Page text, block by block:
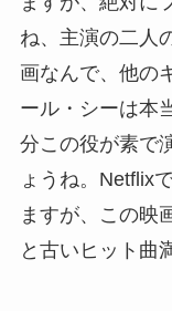
ね、主演の二人
画なんで、他の
ール・シーは本
分この役が素で
ょうね。Netflix
ますが、この映
と古いヒット曲